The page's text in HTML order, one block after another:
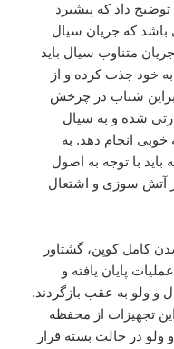
داد که پیشبرد
باشد که جریان سیال
متناوب سیال باید
خود جذب کرده و از
شتاب در چرخش
شده و به سیال
انجام دهد. به
با توجه به اصول
آتش سوزی و اشتعال
کامل کوپن، گشتاور
پایان یافته و
و ولو به عقب بازگردند.
تجهیزات از محفظه
در حالت بسته قرار